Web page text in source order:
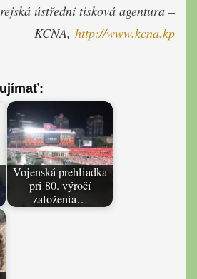
ústřední tisková agentura –
KCNA, http://www.kcna.kp
Vojenská prehliadka
pri 80. výročí
založenia…